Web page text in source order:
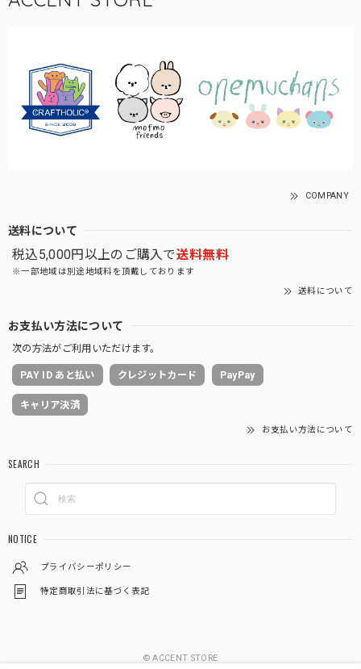
COMPANY
送料について
税込5,000円以上のご購入で送料無料
※一部地域は別途地域料を頂戴しております
送料について
お支払い方法について
次の方法がご利用いただけます。
PAY ID あと払い クレジットカード PayPay
キャリア決済
お支払い方法について
SEARCH
NOTICE
プライバシーポリシー
特定商取引法に基づく表記
© ACCENT STORE